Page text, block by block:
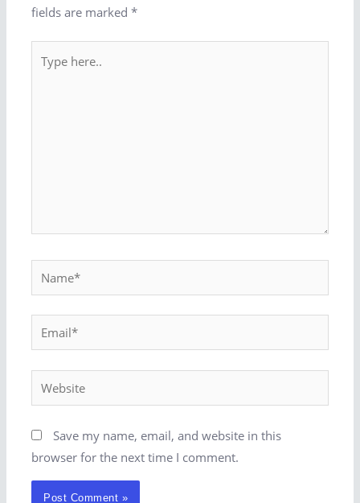
fields are marked*
Save my name, email, and website in this
browser for the next time I comment.